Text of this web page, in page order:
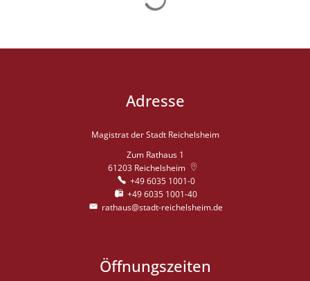
Adresse
Magistrat der Stadt Reichelsheim
Zum Rathaus 1
61203 Reichelsheim
+49 6035 1001-0
+49 6035 1001-40
rathaus@stadt-reichelsheim.de
Öffnungszeiten